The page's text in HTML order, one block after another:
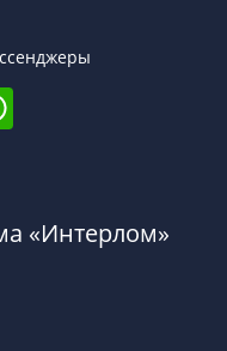
«Интерлом»